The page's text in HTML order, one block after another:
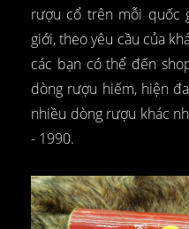
rượu cổ trên mỗi quốc
giới, theo yêu cầu của
các bạn có thể đến
dòng rượu hiếm, hiện
nhiều dòng rượu khác
- 1990.